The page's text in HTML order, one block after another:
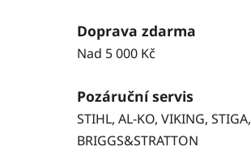
Doprava zdarma
Nad 5 000 Kč
Pozáruční servis
STIHL, AL-KO, VIKING, STIGA,
BRIGGS&STRATTON